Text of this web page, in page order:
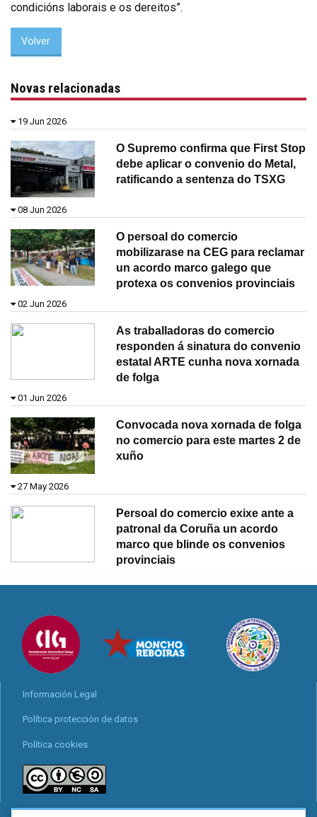
condicións laborais e os dereitos”.
Volver
Novas relacionadas
19 Jun 2026
O Supremo confirma que First Stop
debe aplicar o convenio do Metal,
ratificando a sentenza do TSXG
08 Jun 2026
O persoal do comercio
mobilizarase na CEG para reclamar
un acordo marco galego que
protexa os convenios provinciais
02 Jun 2026
As traballadoras do comercio
responden á sinatura do convenio
estatal ARTE cunha nova xornada
de folga
01 Jun 2026
Convocada nova xornada de folga
no comercio para este martes 2 de
xuño
27 May 2026
Persoal do comercio exixe ante a
patronal da Coruña un acordo
marco que blinde os convenios
provinciais
Información Legal
Política protección de datos
Política cookies